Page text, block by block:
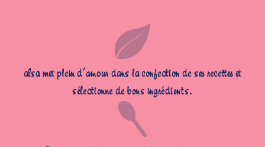
alsa met plein d’amour dans la confection de ses recettes et
sélectionne de bons ingrédients.